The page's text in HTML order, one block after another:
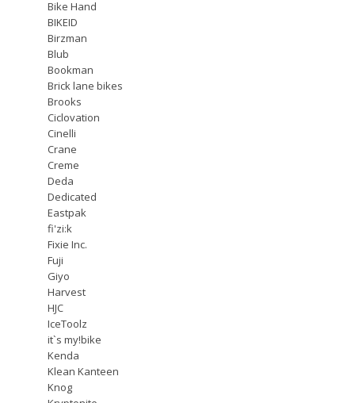
Bike Hand
BIKEID
Birzman
Blub
Bookman
Brick lane bikes
Brooks
Ciclovation
Cinelli
Crane
Creme
Deda
Dedicated
Eastpak
fi'zi:k
Fixie Inc.
Fuji
Giyo
Harvest
HJC
IceToolz
it`s my!bike
Kenda
Klean Kanteen
Knog